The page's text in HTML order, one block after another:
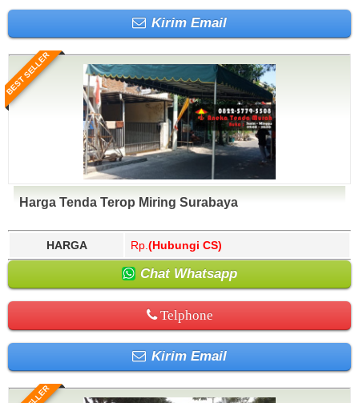
Kirim Email
BEST SELLER
Harga Tenda Terop Miring Surabaya
HARGA Rp. (Hubungi CS)
Chat Whatsapp
Telphone
Kirim Email